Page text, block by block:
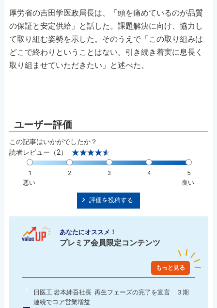
厚労省の吉田学医政局長は、「頭を痛めているのが品質
の保証と安定供給」と話した。課題解決に向け、協力し
て取り組む姿勢を示した。そのうえで「この取り組みは
どこで終わりということはない。引き続き着実に息長く
取り組ませていただきたい」と述べた。
この記事はいかがでしたか？
読者レビュー（2）
1 2 3 4
5
悪い
良い
評価を投稿する
あなたにオススメ！
プレミア会員限定コンテンツ
もっと見る
日医工 岩本紳吾社長 再生フェーズの完了を宣言 ３期
連続でコア営業増益